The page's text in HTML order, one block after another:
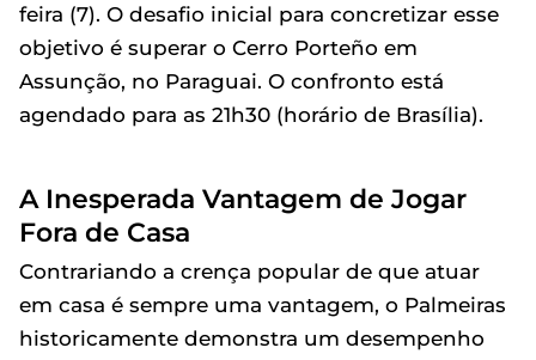
feira (7). O desafio inicial para concretizar esse
objetivo é superar o Cerro Porteño em
Assunção, no Paraguai. O confronto está
agendado para as 21h30 (horário de Brasília).
A Inesperada Vantagem de Jogar
Fora de Casa
Contrariando a crença popular de que atuar
em casa é sempre uma vantagem, o Palmeiras
historicamente demonstra um desempenho